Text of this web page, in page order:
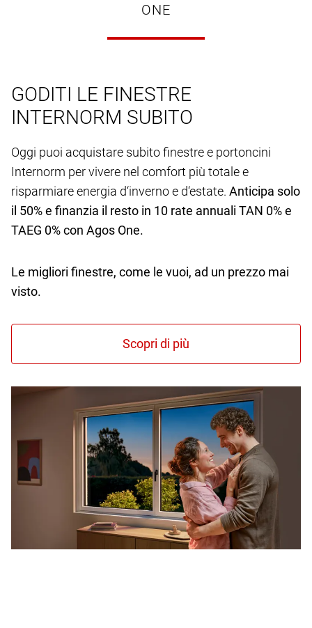
ONE
GODITI LE FINESTRE
INTERNORM SUBITO
Oggi puoi acquistare subito finestre e portoncini
Internorm per vivere nel comfort più totale e
risparmiare energia d‘inverno e d‘estate. Anticipa solo
il 50% e finanzia il resto in 10 rate annuali TAN 0% e
TAEG 0% con Agos One.
Le migliori finestre, come le vuoi, ad un prezzo mai
visto.